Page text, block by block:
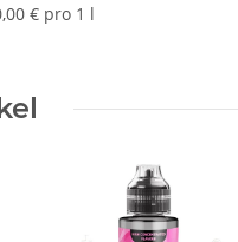
€ pro 1 l